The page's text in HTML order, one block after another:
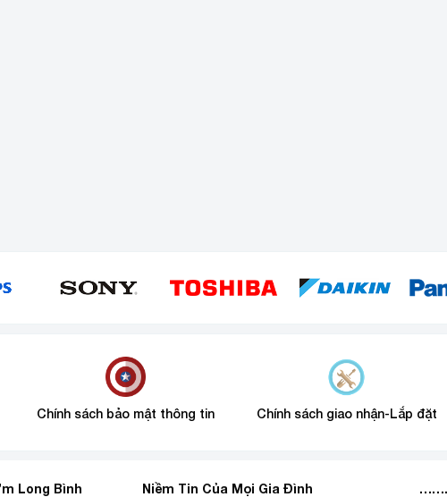
Chính sách bảo mật thông tin Chính sách giao nhận-Lắp đặt
Long Bình Niềm Tin Của Mọi Gia Đình